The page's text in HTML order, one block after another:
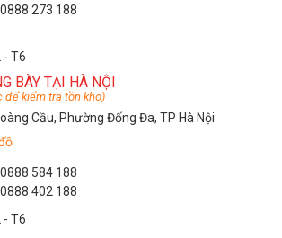
0888 273 188
- T6
BÀY TẠI HÀ NỘI
để kiểm tra tồn kho)
Cầu, Phường Đống Đa, TP Hà Nội
0888 584 188
0888 402 188
- T6